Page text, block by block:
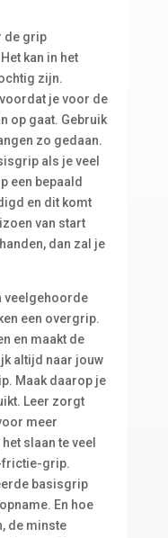
de grip
kan in het
zijn.
je voor de
op gaat. Gebruik
zo gedaan.
als je veel
een bepaald
en dit komt
van start
dan zal je
veelgehoorde
een overgrip.
en maakt de
altijd naar jouw
Maak daarop je
Leer zorgt
meer
slaan te veel
frictie-grip.
basisgrip
En hoe
de minste